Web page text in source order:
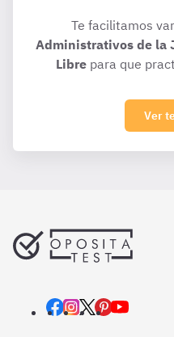
Te facilitamos
Administrativos de la
Librepara que
Ver